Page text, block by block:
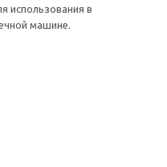
использования в
машине.